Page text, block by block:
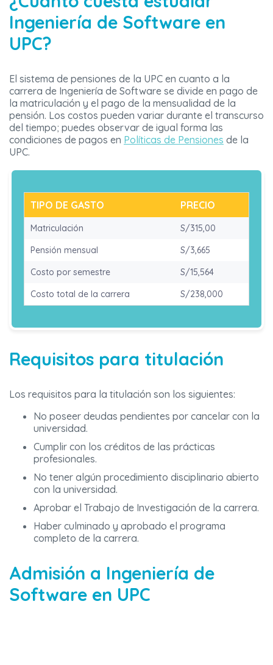
Ingeniería de Software en
UPC?
El sistema de pensiones de la UPC en cuanto a la
carrera de Ingeniería de Software se divide en pago de
la matriculación y el pago de la mensualidad de la
pensión. Los costos pueden variar durante el transcurso
del tiempo; puedes observar de igual forma las
condiciones de pagos en Políticas de Pensiones de la
UPC.
TIPO DE GASTO PRECIO
Matriculación
S/315,00
Pensión mensual
S/3,665
Costo por semestre
S/15,564
Costo total de la carrera
S/238,000
Requisitos para titulación
Los requisitos para la titulación son los siguientes:
No poseer deudas pendientes por cancelar con la
universidad.
Cumplir con los créditos de las prácticas
profesionales.
No tener algún procedimiento disciplinario abierto
con la universidad.
Aprobar el Trabajo de Investigación de la carrera.
Haber culminado y aprobado el programa
completo de la carrera.
Admisión a Ingeniería de
Software en UPC